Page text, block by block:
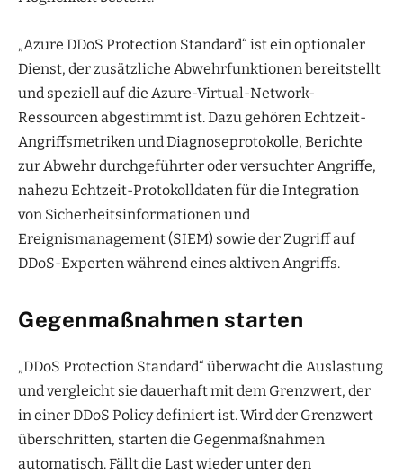
„Azure DDoS Protection Standard“ ist ein optionaler
Dienst, der zusätzliche Abwehrfunktionen bereitstellt
und speziell auf die Azure-Virtual-Network-
Ressourcen abgestimmt ist. Dazu gehören Echtzeit-
Angriffsmetriken und Diagnoseprotokolle, Berichte
zur Abwehr durchgeführter oder versuchter Angriffe,
nahezu Echtzeit-Protokolldaten für die Integration
von Sicherheitsinformationen und
Ereignismanagement (SIEM) sowie der Zugriff auf
DDoS-Experten während eines aktiven Angriffs.
Gegenmaßnahmen starten
„DDoS Protection Standard“ überwacht die Auslastung
und vergleicht sie dauerhaft mit dem Grenzwert, der
in einer DDoS Policy definiert ist. Wird der Grenzwert
überschritten, starten die Gegenmaßnahmen
automatisch. Fällt die Last wieder unter den